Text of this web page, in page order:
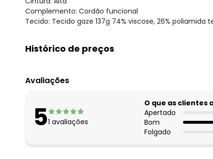
Complemento: Cordão funcional
Tecido: Tecido gaze 137g 74% viscose, 26% poliamida
Histórico de preços
agosto/2026
maio/2026
abril/2026
fevereiro/2026
Avaliações
51 avaliações
O que as clientes
Apertado
Bom
Folgado